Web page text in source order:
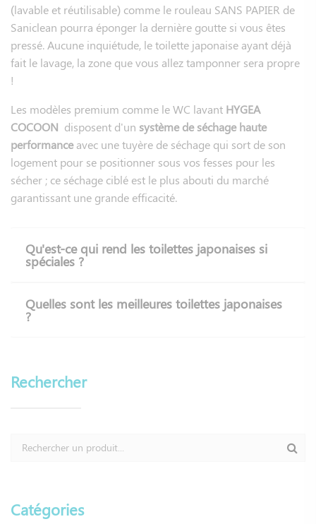
Rechercher
Catégories
(lavable et réutilisable) comme le rouleau SANS PAPIER de
Saniclean pourra éponger la dernière goutte si vous êtes
pressé. Aucune inquiétude, le toilette japonaise ayant déjà
fait le lavage, la zone que vous allez tamponner sera propre
!
Les modèles premium comme le WC lavant HYGEA
COCOON disposent d'un système de séchage haute
performanceavec une tuyère de séchage qui sort de son
logement pour se positionner sous vos fesses pour les
sécher ; ce séchage ciblé est le plus abouti du marché
garantissant une grande efficacité.
Qu'est-ce qui rend les toilettes japonaises si
spéciales ?
Quelles sont les meilleures toilettes japonaises
?